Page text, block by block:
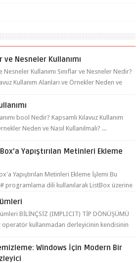
ve Nesneler Kullanımı
Nesneler Kullanımı Sınıflar ve Nesneler Nedir?
Kullanım Alanları ve Örnekler Neden ve
bool Nedir? Kapsamlı Kılavuz Kullanım
Neden ve Nasıl Kullanılmalı? ...
Yapıştırılan Metinleri Ekleme
Yapıştırılan Metinleri Ekleme İşlemi Bu
programlama dili kullanılarak ListBox üzerine
BİLİNÇSİZ (IMPLICIT) TİP DÖNÜŞÜMÜ
operatör kullanmadan derleyicinin kendisinin
Windows İçin Modern Bir